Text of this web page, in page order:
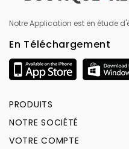
Notre Application est en étude
En Téléchargement
PRODUITS
NOTRE SOCIÉTÉ
VOTRE COMPTE